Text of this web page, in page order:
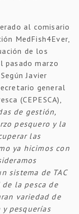
al comisario
MedFish4Ever,
de los
pasado marzo
Javier
general
(CEPESCA),
de gestión,
pesquero y la
las
ya hicimos con
sistema de TAC
la pesca de
variedad de
y pesquerías